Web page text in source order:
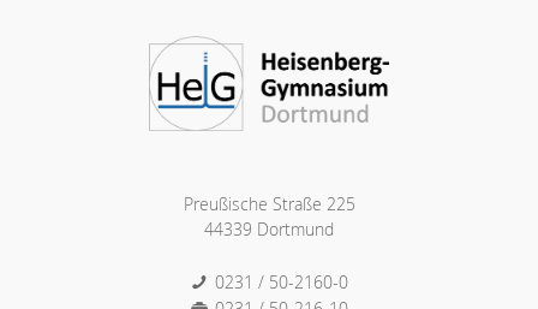
Preußische Straße 225
44339 Dortmund
0231 / 50-2160-0